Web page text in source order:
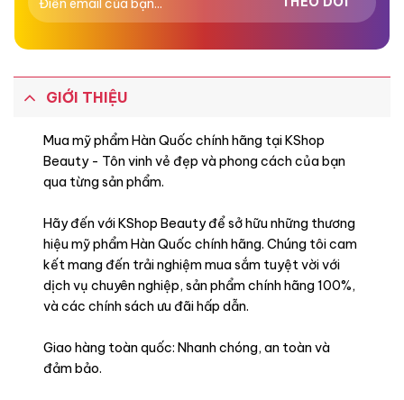
GIỚI THIỆU
Mua mỹ phẩm Hàn Quốc chính hãng tại KShop
Beauty - Tôn vinh vẻ đẹp và phong cách của bạn
qua từng sản phẩm.
Hãy đến với KShop Beauty để sở hữu những thương
hiệu mỹ phẩm Hàn Quốc chính hãng. Chúng tôi cam
kết mang đến trải nghiệm mua sắm tuyệt vời với
dịch vụ chuyên nghiệp, sản phẩm chính hãng 100%,
và các chính sách ưu đãi hấp dẫn.
Giao hàng toàn quốc: Nhanh chóng, an toàn và
đảm bảo.